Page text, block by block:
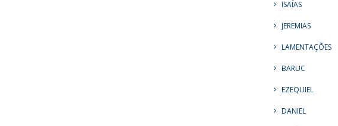
ISAÍAS
JEREMIAS
LAMENTAÇÕES
BARUC
EZEQUIEL
DANIEL